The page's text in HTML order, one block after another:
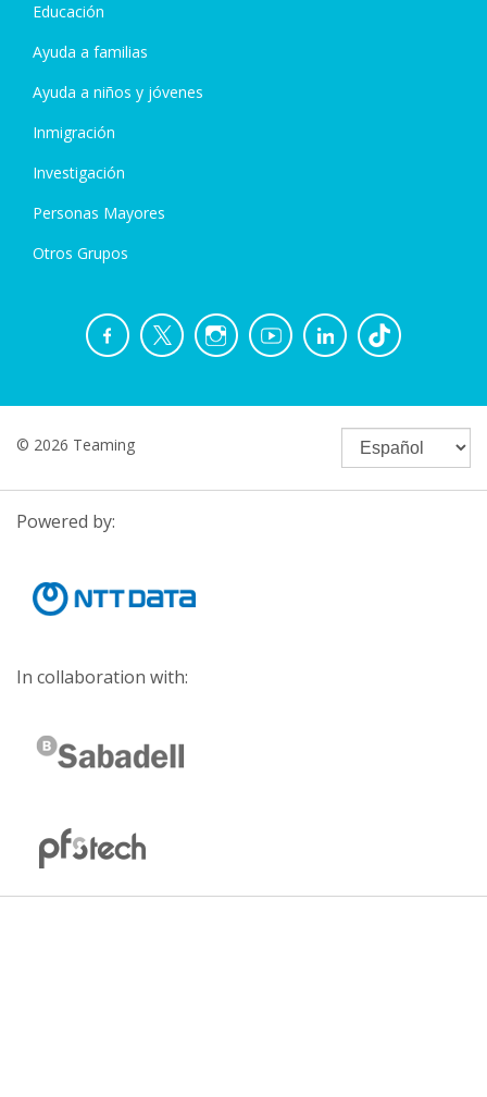
Educación
Ayuda a familias
Ayuda a niños y jóvenes
Inmigración
Investigación
Personas Mayores
Otros Grupos
© 2026 Teaming
Powered by:
In collaboration with: